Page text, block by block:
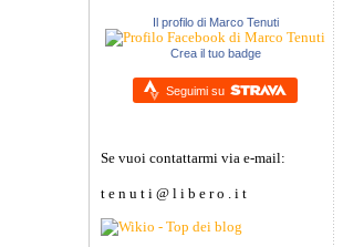
Il profilo di Marco Tenuti
Crea il tuo badge
Seguimi su
Se vuoi contattarmi via e-mail:
t e n u t i @ l i b e r o . i t